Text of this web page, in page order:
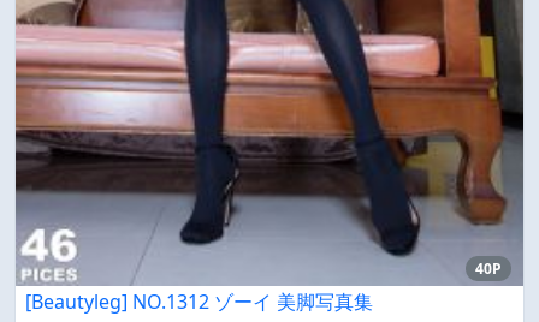
40P
[Beautyleg] NO.1312 ゾーイ 美脚写真集